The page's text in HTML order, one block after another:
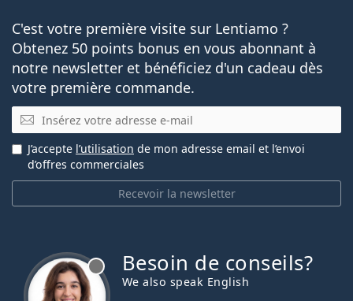
C'est votre première visite sur Lentiamo ?
Obtenez 50 points bonus en vous abonnant à
notre newsletter et bénéficiez d'un cadeau dès
votre première commande.
E-mail
Recevoir la newsletter
J’accepte l’utilisation de mon adresse email et l’envoi
d’offres commerciales
Besoin de conseils?
We also speak English